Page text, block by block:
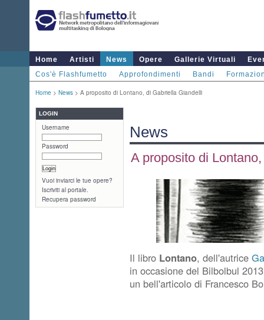
Home Artisti News Opere Gallerie Virtuali
Cos'è Flashfumetto
Approfondimenti Bandi
Home > News > A proposito di Lontano, di Gabriella Giandelli
LOGIN
Username
Password
Vuoi inviarci le tue opere?
Iscriviti al portale.
Recupera password
News
A proposito di
Il libro Lontano, dell'autrice
in occasione del Bilbolbul
un bell'articolo di Francesco